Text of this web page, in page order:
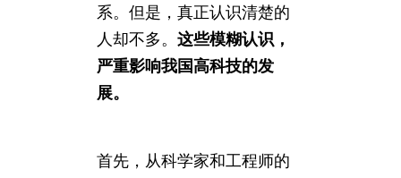
系。但是，真正认识清楚的
人却不多。 这些模糊认识，
严重影响我国高科技的发
展。
首先，从科学家和工程师的